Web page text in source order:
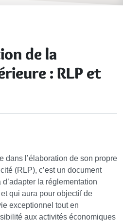
de la
: RLP et
dans l’élaboration de son propre
(RLP), c’est un document
la réglementation
qui aura pour objectif de
exceptionnel tout en
aux activités économiques